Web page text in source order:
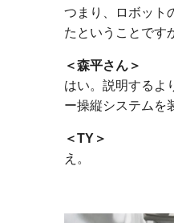
つまり、ロボット
たということです
森平さん
はい。説明するよ
ー操縦システムを
TY
え。